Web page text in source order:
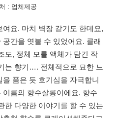
: 업체제공
요. 마치 벽장 같기도 한데요,
간을 엿볼 수 있었어요. 클래
도, 정체 모를 액체가 담긴 작
는 향기…. 전체적으로 묘한 느
품은 듯 호기심을 자극합니
름의 향수살롱이에요. 향수
한 다양한 이야기를 할 수 있는